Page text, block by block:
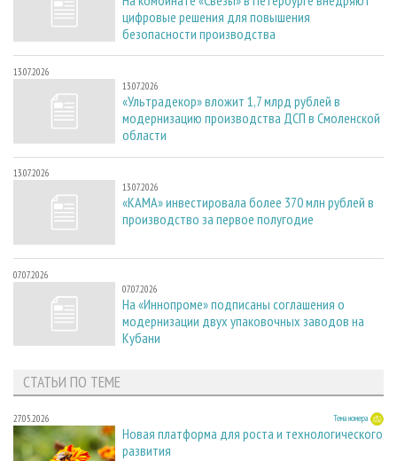
цифровые решения для повышения
безопасности производства
13.07.2026
13.07.2026
«Ультрадекор» вложит 1,7 млрд рублей в
модернизацию производства ДСП в Смоленской
области
13.07.2026
13.07.2026
«КАМА» инвестировала более 370 млн рублей в
производство за первое полугодие
07.07.2026
07.07.2026
На «Иннопроме» подписаны соглашения о
модернизации двух упаковочных заводов на
Кубани
СТАТЬИ ПО ТЕМЕ
27.05.2026 Тема номера
Новая платформа для роста и технологического
развития